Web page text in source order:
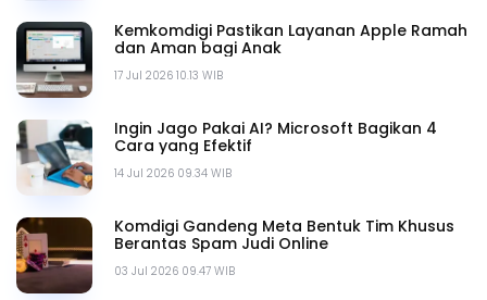
17 Jul 2026 10.13 WIB
Kemkomdigi Pastikan Layanan Apple Ramah
dan Aman bagi Anak
14 Jul 2026 09.34 WIB
Ingin Jago Pakai AI? Microsoft Bagikan 4
Cara yang Efektif
03 Jul 2026 09.47 WIB
Komdigi Gandeng Meta Bentuk Tim Khusus
Berantas Spam Judi Online